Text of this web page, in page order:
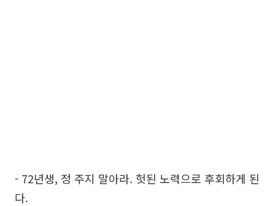
- 72년생, 정 주지 말아라. 헛된 노력으로 후회하게 된
다.